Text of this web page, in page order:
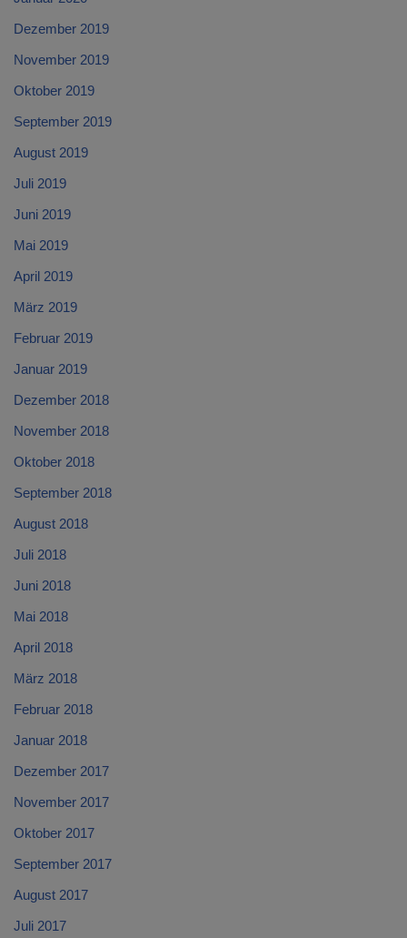
Dezember 2019
November 2019
Oktober 2019
September 2019
August 2019
Juli 2019
Juni 2019
Mai 2019
April 2019
März 2019
Februar 2019
Januar 2019
Dezember 2018
November 2018
Oktober 2018
September 2018
August 2018
Juli 2018
Juni 2018
Mai 2018
April 2018
März 2018
Februar 2018
Januar 2018
Dezember 2017
November 2017
Oktober 2017
September 2017
August 2017
Juli 2017